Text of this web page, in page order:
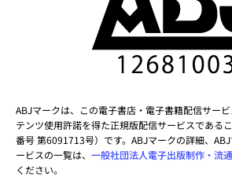
ABJマークは、この電子書店・電子書籍配信サー
テンツ使用許諾を得た正規版配信サービスである
番号 第6091713号）です。ABJマークの詳細、
ービスの一覧は、 一般社団法人電子出版制作・流
ください。